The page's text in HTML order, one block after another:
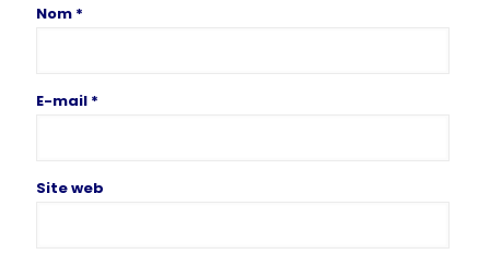
Nom *
E-mail *
Site web